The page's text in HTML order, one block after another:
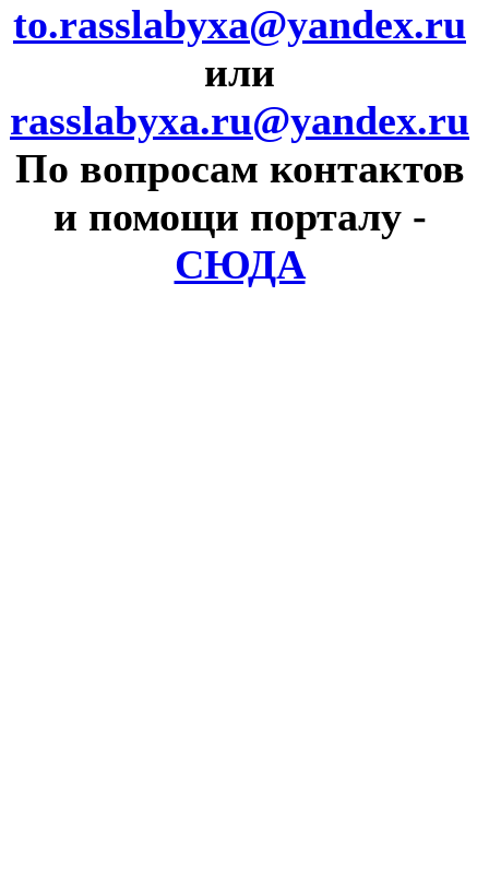
to.rasslabyxa@yandex.ru
или
rasslabyxa.ru@yandex.ru
По вопросам контактов
и помощи порталу -
СЮДА